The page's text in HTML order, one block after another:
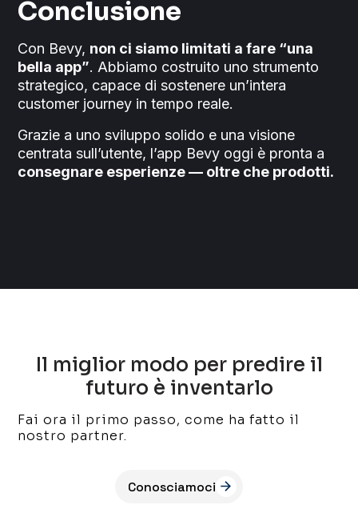
Conclusione
Con Bevy, non ci siamo limitati a fare “una
bella app”. Abbiamo costruito uno strumento
strategico, capace di sostenere un’intera
customer journey in tempo reale.
Grazie a uno sviluppo solido e una visione
centrata sull’utente, l’app Bevy oggi è pronta a
consegnare esperienze — oltre che prodotti.
Il miglior modo per predire il
futuro è inventarlo
Fai ora il primo passo, come ha fatto il
nostro partner.
Conosciamoci